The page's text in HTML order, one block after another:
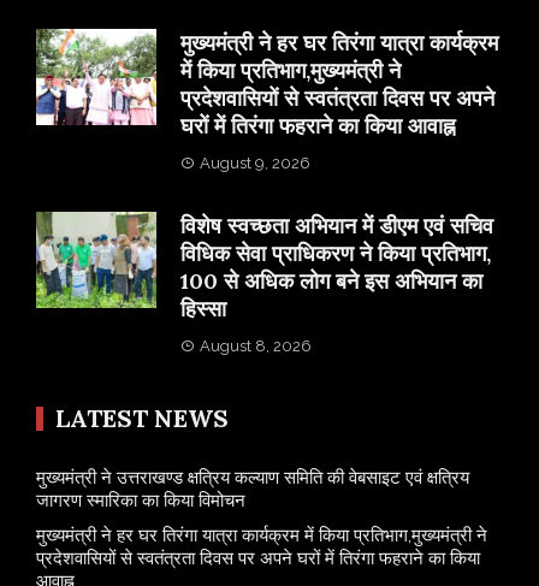
मुख्यमंत्री ने हर घर तिरंगा यात्रा कार्यक्रम
में किया प्रतिभाग,मुख्यमंत्री ने
प्रदेशवासियों से स्वतंत्रता दिवस पर अपने
घरों में तिरंगा फहराने का किया आवाह्न
August 9, 2026
विशेष स्वच्छता अभियान में डीएम एवं सचिव
विधिक सेवा प्राधिकरण ने किया प्रतिभाग,
100 से अधिक लोग बने इस अभियान का
हिस्सा
August 8, 2026
LATEST NEWS
मुख्यमंत्री ने उत्तराखण्ड क्षत्रिय कल्याण समिति की वेबसाइट एवं क्षत्रिय
जागरण स्मारिका का किया विमोचन
मुख्यमंत्री ने हर घर तिरंगा यात्रा कार्यक्रम में किया प्रतिभाग,मुख्यमंत्री ने
प्रदेशवासियों से स्वतंत्रता दिवस पर अपने घरों में तिरंगा फहराने का किया
आवाह्न